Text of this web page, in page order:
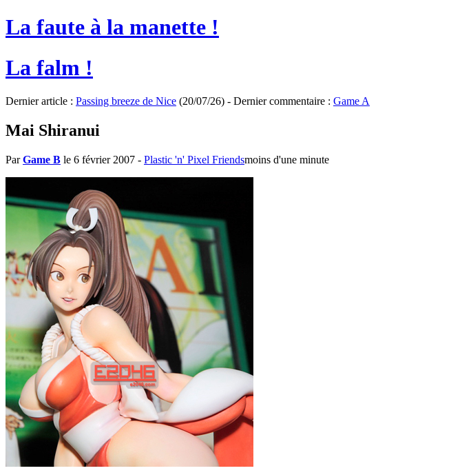
La faute à la manette !
La falm !
Dernier article : Passing breeze de Nice (20/07/26) - Dernier commentaire : Game A
Mai Shiranui
ParGame B le 6 février 2007 - Plastic 'n' Pixel Friendsmoins d'une minute